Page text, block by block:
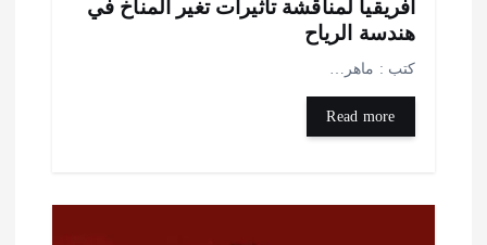
لمناقشة تأثيرات تغير المناخ في
الرياح
: ماهر…